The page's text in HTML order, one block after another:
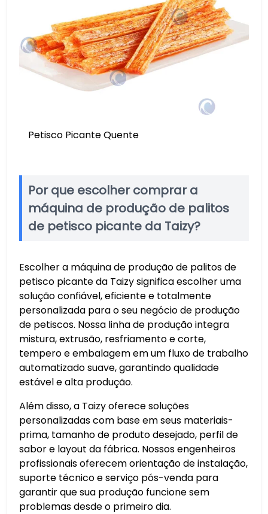
Petisco Picante Quente
Por que escolher comprar a
máquina de produção de palitos
de petisco picante da Taizy?
Escolher a máquina de produção de palitos de
petisco picante da Taizy significa escolher uma
solução confiável, eficiente e totalmente
personalizada para o seu negócio de produção
de petiscos. Nossa linha de produção integra
mistura, extrusão, resfriamento e corte,
tempero e embalagem em um fluxo de trabalho
automatizado suave, garantindo qualidade
estável e alta produção.
Além disso, a Taizy oferece soluções
personalizadas com base em seus materiais-
prima, tamanho de produto desejado, perfil de
sabor e layout da fábrica. Nossos engenheiros
profissionais oferecem orientação de instalação,
suporte técnico e serviço pós-venda para
garantir que sua produção funcione sem
problemas desde o primeiro dia.